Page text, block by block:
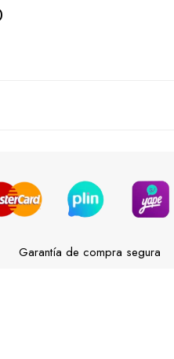
Garantía de compra segura